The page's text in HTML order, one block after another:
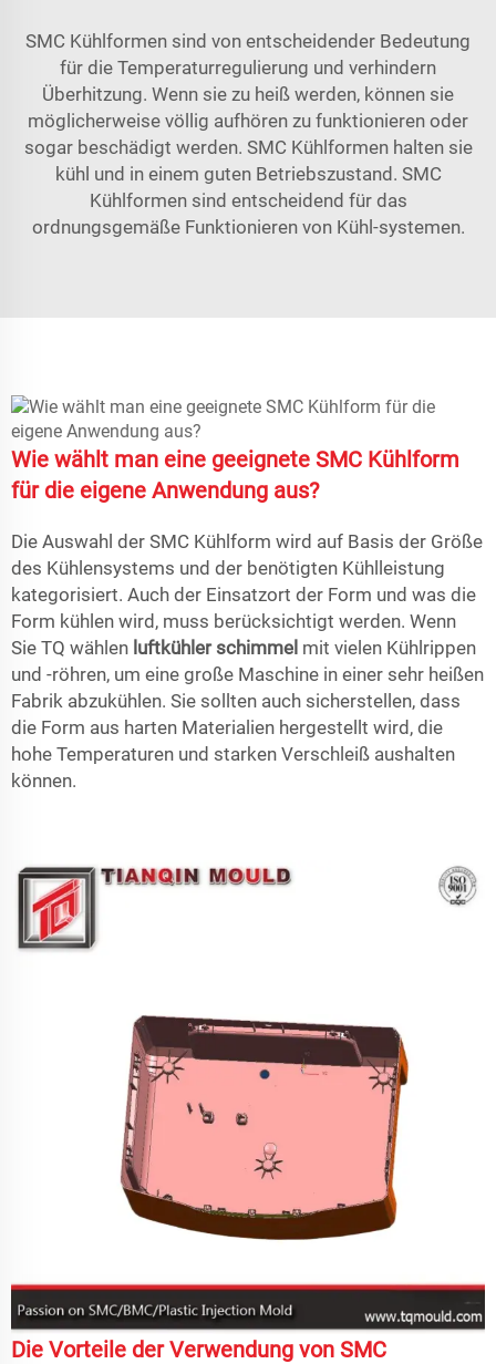
SMC Kühlformen sind von entscheidender Bedeutung
für die Temperaturregulierung und verhindern
Überhitzung. Wenn sie zu heiß werden, können sie
möglicherweise völlig aufhören zu funktionieren oder
sogar beschädigt werden. SMC Kühlformen halten sie
kühl und in einem guten Betriebszustand. SMC
Kühlformen sind entscheidend für das
ordnungsgemäße Funktionieren von Kühl-systemen.
Wie wählt man eine geeignete SMC Kühlform
für die eigene Anwendung aus?
Die Auswahl der SMC Kühlform wird auf Basis der Größe
des Kühlensystems und der benötigten Kühlleistung
kategorisiert. Auch der Einsatzort der Form und was die
Form kühlen wird, muss berücksichtigt werden. Wenn
Sie TQ wählen luftkühler schimmel mit vielen Kühlrippen
und -röhren, um eine große Maschine in einer sehr heißen
Fabrik abzukühlen. Sie sollten auch sicherstellen, dass
die Form aus harten Materialien hergestellt wird, die
hohe Temperaturen und starken Verschleiß aushalten
können.
Die Vorteile der Verwendung von SMC